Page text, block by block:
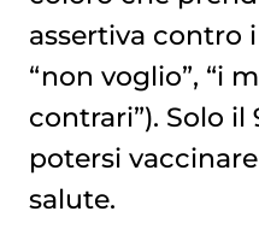
assertiva contro
“non voglio”, “i
contrari”). Solo
potersi
salute.